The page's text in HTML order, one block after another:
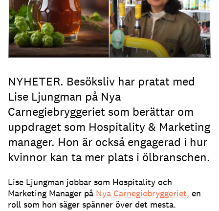
NYHETER. Besöksliv har pratat med
Lise Ljungman på Nya
Carnegiebryggeriet som berättar om
uppdraget som Hospitality & Marketing
manager. Hon är också engagerad i hur
kvinnor kan ta mer plats i ölbranschen.
Lise Ljungman jobbar som Hospitality och
Marketing Manager på Nya Carnegiebryggeriet, en
roll som hon säger spänner över det mesta.